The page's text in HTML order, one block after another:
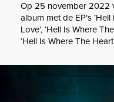
Op 25 november 2022
album met de EP's
Love’, ‘Hell Is Where
‘Hell Is Where The